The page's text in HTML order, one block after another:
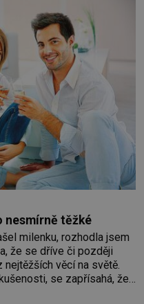
nesmírně těžké
milenku, rozhodla jsem
že se dříve či později
věcí na světě.
se zapřísahá, že